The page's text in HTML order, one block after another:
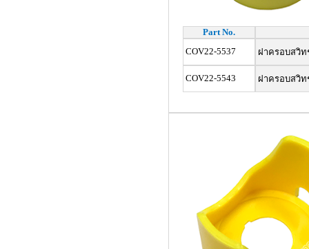
Part No.
COV22-5537
ฝาครอบสวิท
COV22-5543 ฝาครอบสวิท